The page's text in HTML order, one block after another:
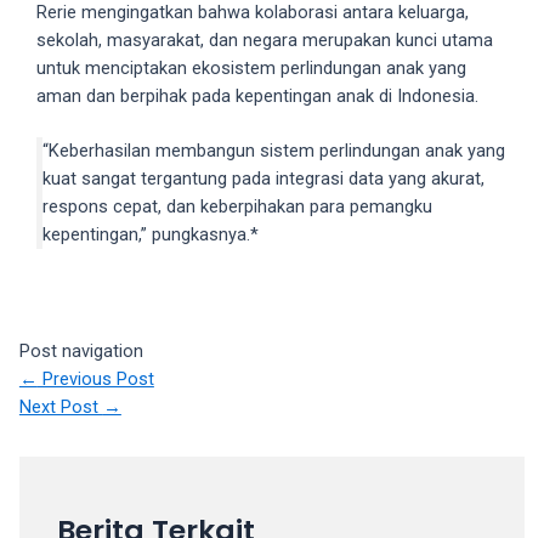
also
find
transsexual
porn
videos
on
website.
Watching
Rerie mengingatkan bahwa kolaborasi antara keluarga,
sekolah, masyarakat, dan negara merupakan kunci utama
untuk menciptakan ekosistem perlindungan anak yang
aman dan berpihak pada kepentingan anak di Indonesia.
“Keberhasilan membangun sistem perlindungan anak yang
kuat sangat tergantung pada integrasi data yang akurat,
respons cepat, dan keberpihakan para pemangku
kepentingan,” pungkasnya.*
Post navigation
← Previous Post
Next Post →